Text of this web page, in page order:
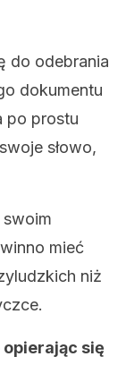
do odebrania
dokumentu
po prostu
słowo,
mieć
niż
opierając się